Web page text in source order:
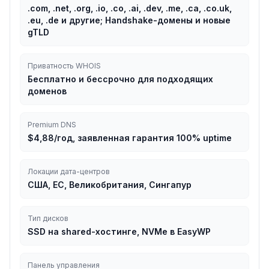
.com, .net, .org, .io, .co, .ai, .dev, .me, .ca, .co.uk,
.eu, .de и другие; Handshake-домены и новые
gTLD
Приватность WHOIS
Бесплатно и бессрочно для подходящих
доменов
Premium DNS
$4,88/год, заявленная гарантия 100% uptime
Локации дата-центров
США, ЕС, Великобритания, Сингапур
Тип дисков
SSD на shared-хостинге, NVMe в EasyWP
Панель управления